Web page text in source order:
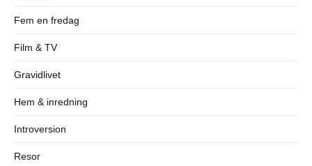
Fem en fredag
Film & TV
Gravidlivet
Hem & inredning
Introversion
Resor